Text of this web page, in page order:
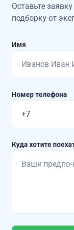
Оставьте
подборку от
Имя
Номер телефона
Куда хотите